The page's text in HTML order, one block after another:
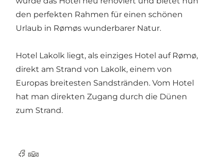
den perfekten Rahmen für einen schönen
Urlaub in Rømøs wunderbarer Natur.
Hotel Lakolk liegt, als einziges Hotel auf Rømø,
direkt am Strand von Lakolk, einem von
Europas breitesten Sandstränden. Vom Hotel
hat man direkten Zugang durch die Dünen
zum Strand.